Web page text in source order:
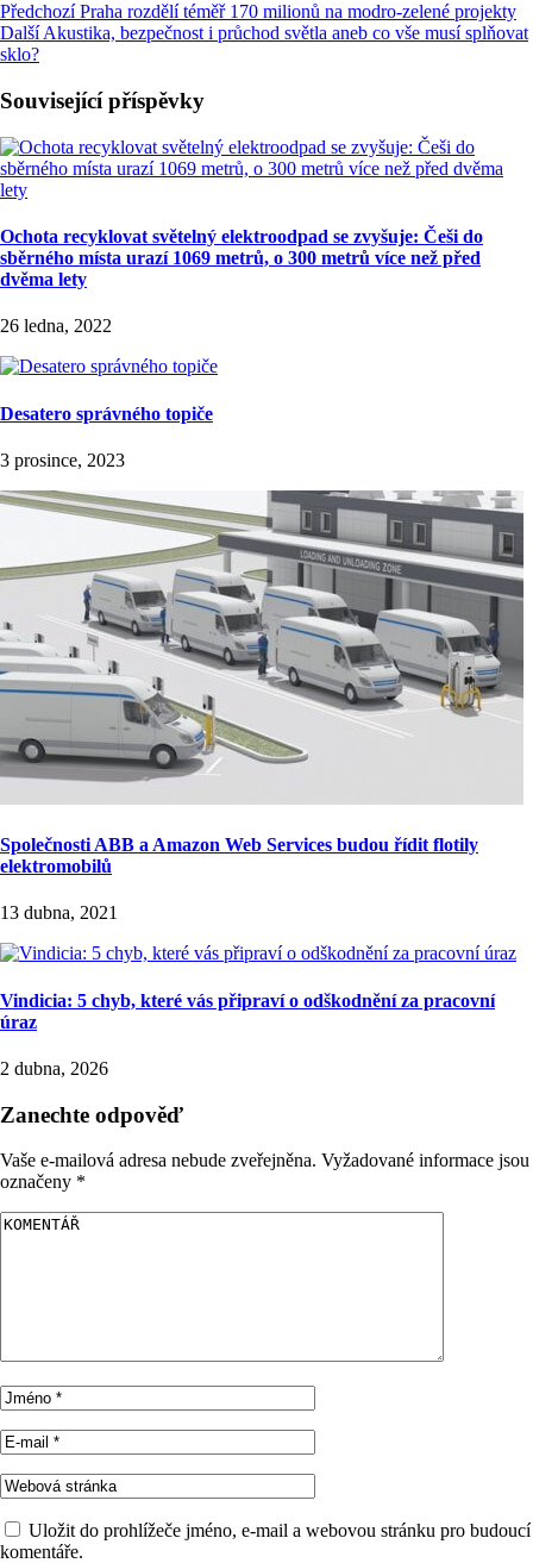
Předchozí Praha rozdělí téměř 170 milionů na modro-zelené projekty
Další Akustika, bezpečnost i průchod světla aneb co vše musí splňovat
sklo?
Související příspěvky
Ochota recyklovat světelný elektroodpad se zvyšuje: Češi do
sběrného místa urazí 1069 metrů, o 300 metrů více než před
dvěma lety
26 ledna, 2022
Desatero správného topiče
3 prosince, 2023
Společnosti ABB a Amazon Web Services budou řídit flotily
elektromobilů
13 dubna, 2021
Vindicia: 5 chyb, které vás připraví o odškodnění za pracovní
úraz
2 dubna, 2026
Zanechte odpověď
Vaše e-mailová adresa nebude zveřejněna. Vyžadované informace jsou
označeny *
Uložit do prohlížeče jméno, e-mail a webovou stránku pro budoucí
komentáře.